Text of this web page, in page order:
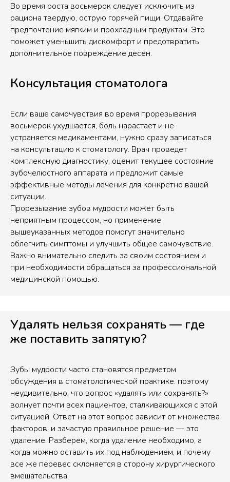
Во время роста восьмерок следует исключить из
рациона твердую, острую горячей пищи. Отдавайте
предпочтение мягким и прохладным продуктам. Это
поможет уменьшить дискомфорт и предотвратить
дополнительное повреждение десен.
Консультация стоматолога
Если ваше самочувствия во время прорезывания
восьмерок ухудшается, боль нарастает и не
устраняется медикаментами, нужно сразу записаться
на консультацию к стоматологу. Врач проведет
комплексную диагностику, оценит текущее состояние
зубочелюстного аппарата и предложит самые
эффективные методы лечения для конкретно вашей
ситуации.
Прорезывание зубов мудрости может быть
неприятным процессом, но применение
вышеуказанных методов помогут значительно
облегчить симптомы и улучшить общее самочувствие.
Важно внимательно следить за своим состоянием и
при необходимости обращаться за профессиональной
медицинской помощью.
Удалять нельзя сохранять — где
же поставить запятую?
Зубы мудрости часто становятся предметом
обсуждения в стоматологической практике. поэтому
неудивительно, что вопрос «удалять или сохранять?»
волнует почти всех пациентов, сталкивающихся с этой
ситуацией. Ответ на этот вопрос зависит от множества
факторов, и зачастую правильное решение — это
удаление. Разберем, когда удаление необходимо, а
когда можно оставить их под наблюдением, и почему
все же перевес склоняется в сторону хирургического
вмешательства.